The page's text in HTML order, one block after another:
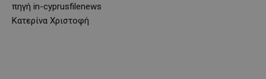
πηγή in-cyprusfilenews
Κατερίνα Χριστοφή